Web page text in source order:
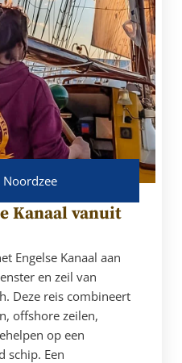
Noordzee
Kanaal vanuit
Engelse Kanaal aan
en zeil van
Deze reis combineert
offshore zeilen,
op een
schip. Een